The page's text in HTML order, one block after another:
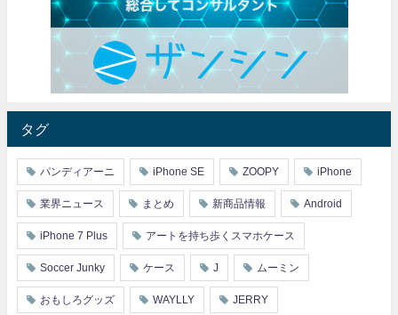
タグ
パンディアーニ iPhone SE ZOOPY iPhone
業界ニュース まとめ 新商品情報 Android
iPhone 7 Plus アートを持ち歩くスマホケース
Soccer Junky ケース J ムーミン
おもしろグッズ WAYLLY JERRY